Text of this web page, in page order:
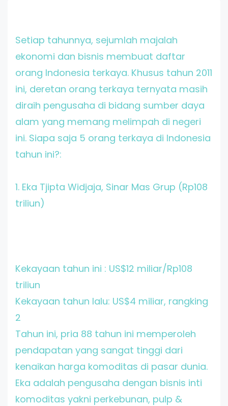
Setiap tahunnya, sejumlah majalah
ekonomi dan bisnis membuat daftar
orang Indonesia terkaya. Khusus tahun 2011
ini, deretan orang terkaya ternyata masih
diraih pengusaha di bidang sumber daya
alam yang memang melimpah di negeri
ini. Siapa saja 5 orang terkaya di Indonesia
tahun ini?:
1. Eka Tjipta Widjaja, Sinar Mas Grup (Rp108
triliun)
Kekayaan tahun ini : US$12 miliar/Rp108
triliun
Kekayaan tahun lalu: US$4 miliar, rangking
2
Tahun ini, pria 88 tahun ini memperoleh
pendapatan yang sangat tinggi dari
kenaikan harga komoditas di pasar dunia.
Eka adalah pengusaha dengan bisnis inti
komoditas yakni perkebunan, pulp &